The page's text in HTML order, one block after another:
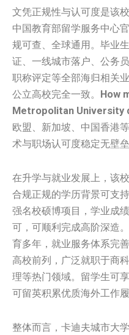
文凭正规性与认可度是该
中国教育部留学服务中心
规可查、全球通用。毕业
证、一线城市落户、公务
职称评定等全部海归相关
公立高校完全一致。
How
Metropolitan University
欧盟、新加坡、中国香港
术与职场认可度稳定无壁垒
在升学与就业发展上，该
合规正规的学历背景可支
强名校硕博项目，学业成
可，可顺利完成高阶深造
育多年，就业服务体系完
高校前列，广泛就职于商
理等热门领域。留学生可
可留英积累优质海外工作履
整体而言，卡迪夫城市大